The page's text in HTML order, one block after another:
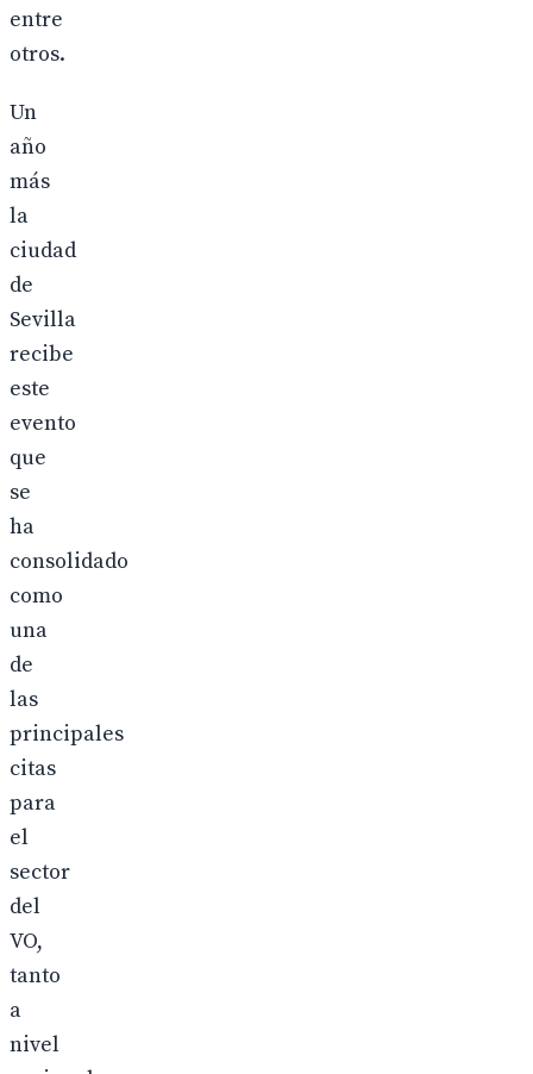
entre
otros.
Un
año
más
la
ciudad
de
Sevilla
recibe
este
evento
que
se
ha
consolidado
como
una
de
las
principales
citas
para
el
sector
del
VO,
tanto
a
nivel